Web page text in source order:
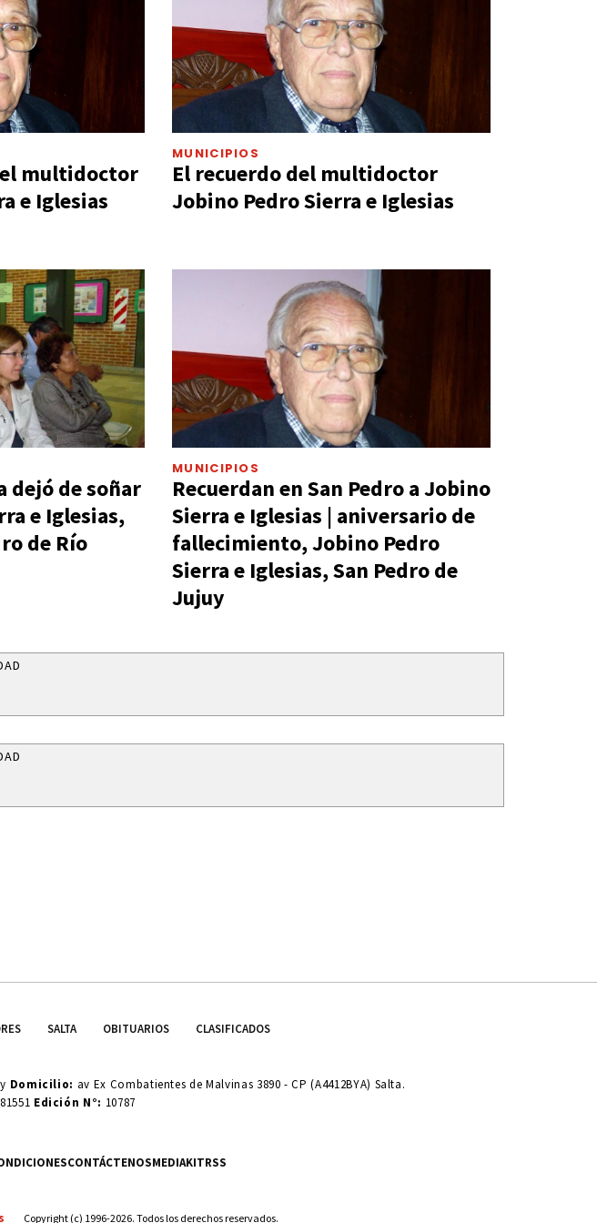
multidoctor
e Iglesias
MUNICIPIOS
El recuerdo del multidoctor
Jobino Pedro Sierra e Iglesias
dejó de soñar
e Iglesias,
de Río
MUNICIPIOS
Recuerdan en San Pedro a Jobino
Sierra e Iglesias | aniversario de
fallecimiento, Jobino Pedro
Sierra e Iglesias, San Pedro de
Jujuy
SALTA OBITUARIOS CLASIFICADOS
Domicilio: av Ex Combatientes de Malvinas 3890 - CP (A4412BYA) Salta.
Edición N°: 10787
CONTÁCTENOSMEDIAKITRSS
Copyright (c) 1996-2026. Todos los derechos reservados.